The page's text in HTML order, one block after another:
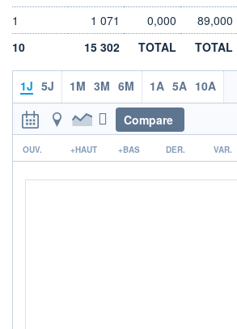
0,00 EUR
PROCHAIN
DIVIDENDE
ÉLIGIBILITÉ
Non éligible
Boursobank
+ PORTEFEUILLE
1
1 071 0,000 89,000
10
15 302 TOTAL TOTAL
1J 5J 1M 3M 6M 1A 5A 10A
Compare
r
OUV. +HAUT +BAS DER. VAR.